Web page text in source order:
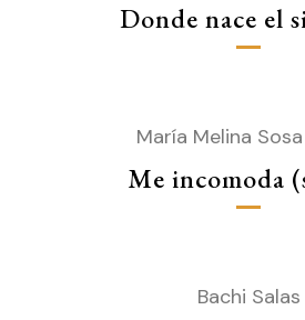
Donde nace el
María Melina
Me incomoda
Bachi Salas